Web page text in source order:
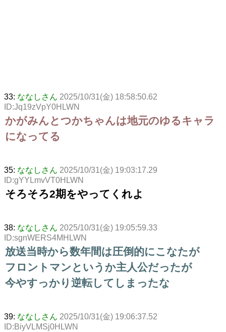
33: ななしさん 2025/10/31(金) 18:58:50.62
ID:Jq19zVpY0HLWN
かがみんとつかちゃんは地元のゆるキャラ
になってる
35: ななしさん 2025/10/31(金) 19:03:17.29
ID:gYYLmvVT0HLWN
そろそろ2期をやってくれよ
38: ななしさん 2025/10/31(金) 19:05:59.33
ID:sgnWERS4MHLWN
放送当時から数年間は圧倒的にこなたが
フロントマンというか主人公だったが
今やすっかり逆転してしまったな
39: ななしさん 2025/10/31(金) 19:06:37.52
ID:BiyVLMSj0HLWN